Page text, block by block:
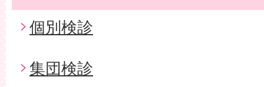
個別検診
集団検診